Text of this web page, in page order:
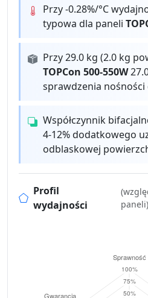
Przy -0.28%/°C
typowa dla paneli
Przy 29.0 kg (2.0 kg
TOPCon 500-550W
sprawdzenia nośności
Współczynnik
4-12% dodatkowego
odblaskowej
Profil
wydajności
paneli)